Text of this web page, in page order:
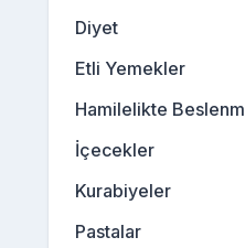
Diyet
Etli Yemekler
Hamilelikte
İçecekler
Kurabiyeler
Pastalar